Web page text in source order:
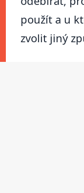
použít a u
zvolit jiný